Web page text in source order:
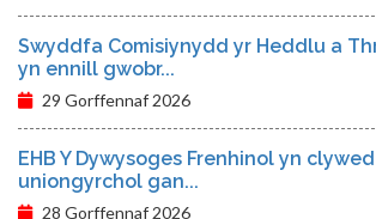
Swyddfa Comisiynydd yr Heddlu a
yn ennill gwobr...
29 Gorffennaf 2026
EHB Y Dywysoges Frenhinol yn
uniongyrchol gan...
28 Gorffennaf 2026